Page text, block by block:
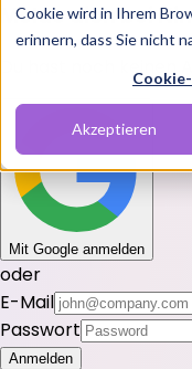
Cookie wird in Ihrem
erinnern, dass Sie nicht
Akzeptieren
Melde dich bei
Du hast noch keinen
Mit Google anmelden
oder
E-Mail
Passwort
Anmelden